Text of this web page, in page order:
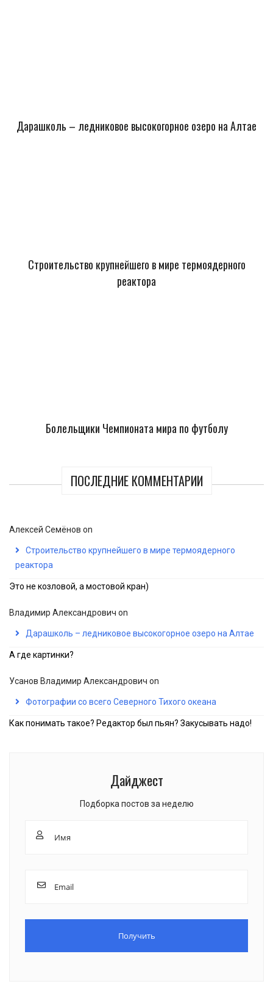
Дарашколь – ледниковое высокогорное озеро на Алтае
Строительство крупнейшего в мире термоядерного
реактора
Болельщики Чемпионата мира по футболу
ПОСЛЕДНИЕ КОММЕНТАРИИ
Алексей Семёнов on
Строительство крупнейшего в мире термоядерного
реактора
Это не козловой, а мостовой кран)
Владимир Александрович on
Дарашколь – ледниковое высокогорное озеро на Алтае
А где картинки?
Усанов Владимир Александрович on
Фотографии со всего Северного Тихого океана
Как понимать такое? Редактор был пьян? Закусывать надо!
Дайджест
Подборка постов за неделю